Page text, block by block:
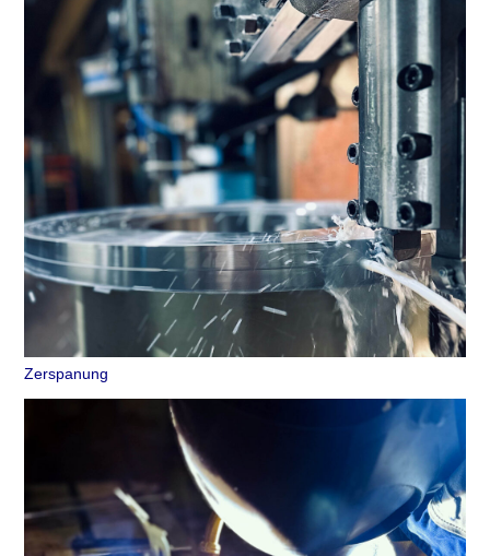
Zerspanung